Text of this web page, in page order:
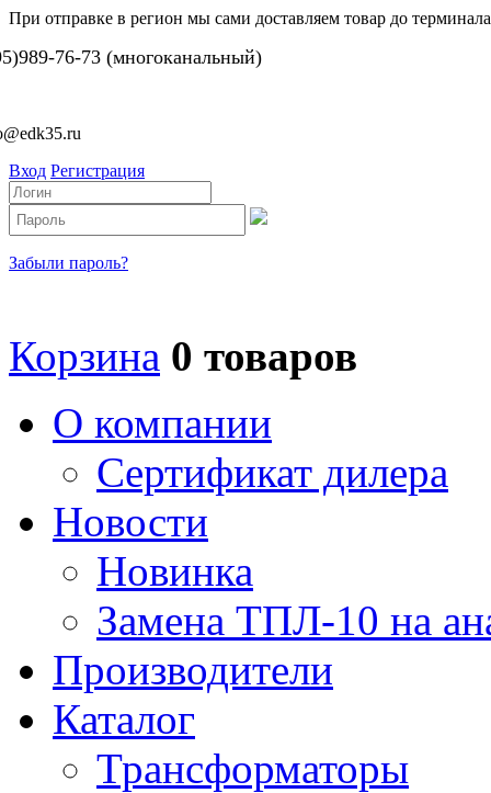
При отправке в регион мы сами доставляем товар до
76-73 (многоканальный)
Вход Регистрация
Забыли пароль?
Корзина 0 товаров
О компании
Сертификат дилера
Новости
Новинка
Замена ТПЛ-10 на
Производители
Каталог
Трансформаторы